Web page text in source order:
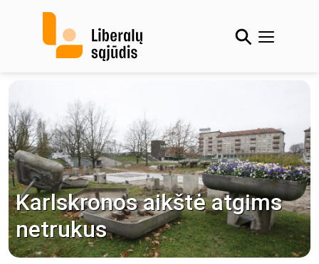
Karlskronos aikštė atgims
netrukus